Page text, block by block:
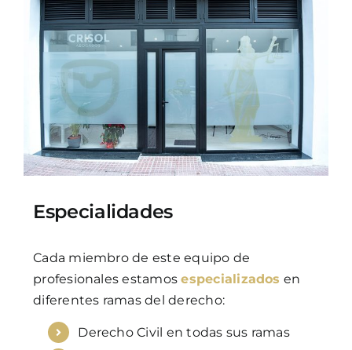
Especialidades
Cada miembro de este equipo de
profesionales estamosespecializados en
diferentes ramas del derecho:
Derecho Civil en todas sus ramas